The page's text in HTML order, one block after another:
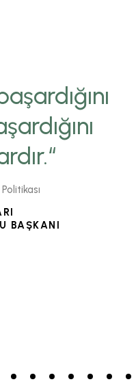
BAŞKANI